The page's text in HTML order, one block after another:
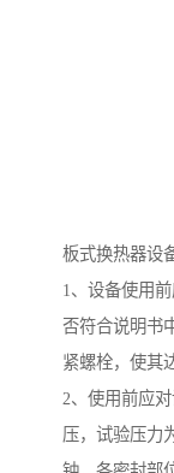
板式换热器设
1、设备使用
否符合说明书
紧螺栓，使其
2、使用前应
压，试验压力